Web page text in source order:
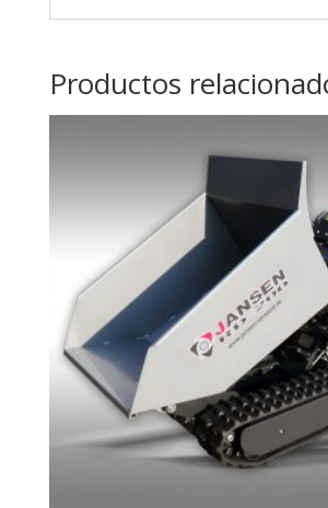
Productos